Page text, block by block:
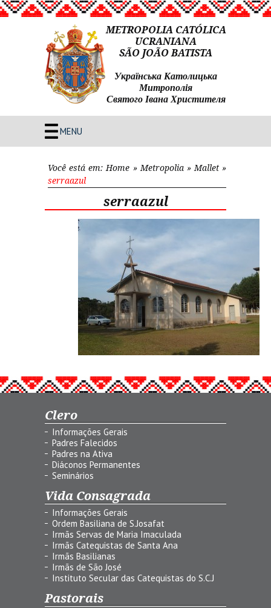
METROPOLIA CATÓLICA
UCRANIANA
SÃO JOÃO BATISTA
Українська Католицька
Митрополія
Святого Івана Христителя
MENU
Você está em: Home » Metropolia» Mallet»
serraazul
serraazul
Clero
Informações Gerais
Padres Falecidos
Padres na Ativa
Diáconos Permanentes
Seminários
Vida Consagrada
Informações Gerais
Ordem Basiliana de S.Josafat
Irmãs Servas de Maria Imaculada
Irmãs Catequistas de Santa Ana
Irmãs Basilianas
Irmãs de São José
Instituto Secular das Catequistas do S.C.J
Pastorais